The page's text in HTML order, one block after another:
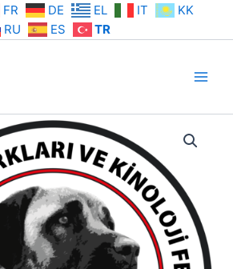
FR DE EL IT
KK
RU ES TR